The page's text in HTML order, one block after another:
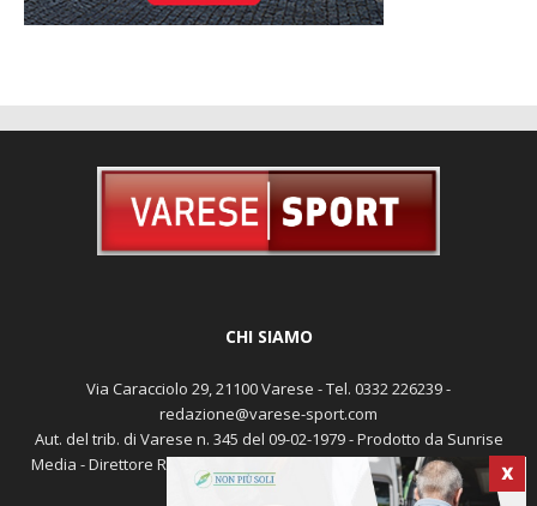
X
CHI SIAMO
Via Caracciolo 29, 21100 Varese - Tel. 0332 226239 -
redazione@varese-sport.com
Aut. del trib. di Varese n. 345 del 09-02-1979 - Prodotto da Sunrise
Media - Direttore Responsabile: Michele Marocco -Cookie policy
Pubblicità